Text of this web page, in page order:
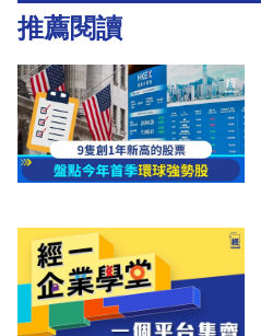
推薦閱讀